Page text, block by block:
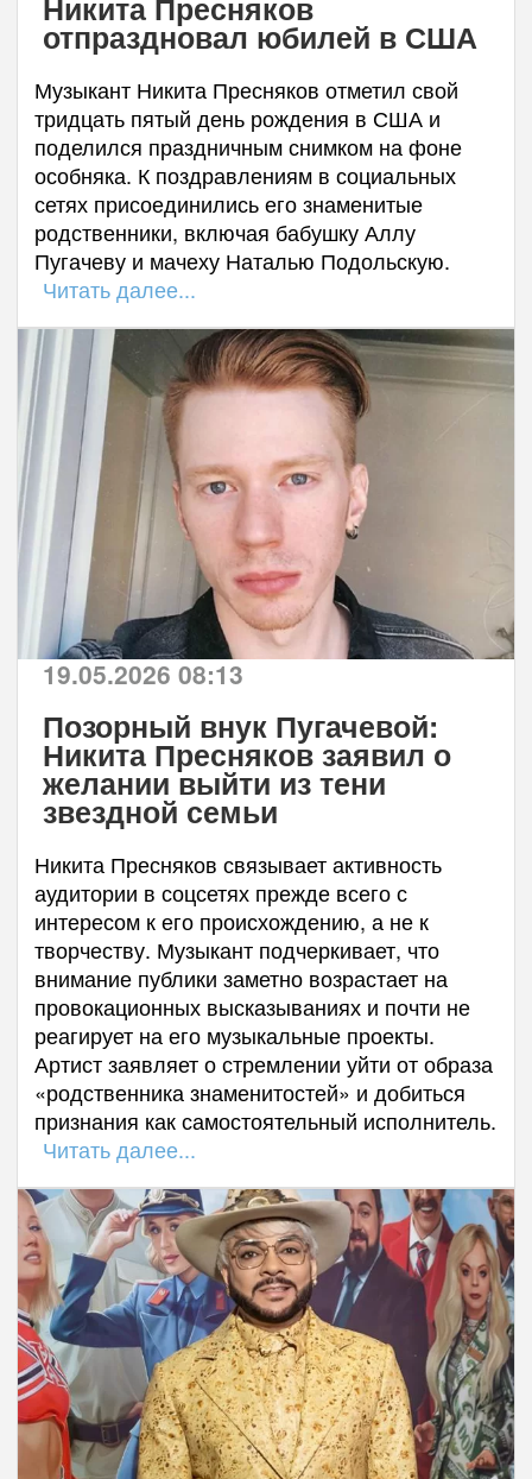
Никита Пресняков
отпраздновал юбилей в США
Музыкант Никита Пресняков отметил свой
тридцать пятый день рождения в США и
поделился праздничным снимком на фоне
особняка. К поздравлениям в социальных
сетях присоединились его знаменитые
родственники, включая бабушку Аллу
Пугачеву и мачеху Наталью Подольскую.
Читать далее...
19.05.2026 08:13
Позорный внук Пугачевой:
Никита Пресняков заявил о
желании выйти из тени
звездной семьи
Никита Пресняков связывает активность
аудитории в соцсетях прежде всего с
интересом к его происхождению, а не к
творчеству. Музыкант подчеркивает, что
внимание публики заметно возрастает на
провокационных высказываниях и почти не
реагирует на его музыкальные проекты.
Артист заявляет о стремлении уйти от образа
«родственника знаменитостей» и добиться
признания как самостоятельный исполнитель.
Читать далее...